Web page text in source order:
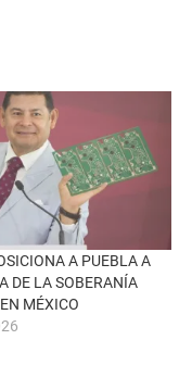
A PUEBLA A
DE LA SOBERANÍA
MÉXICO